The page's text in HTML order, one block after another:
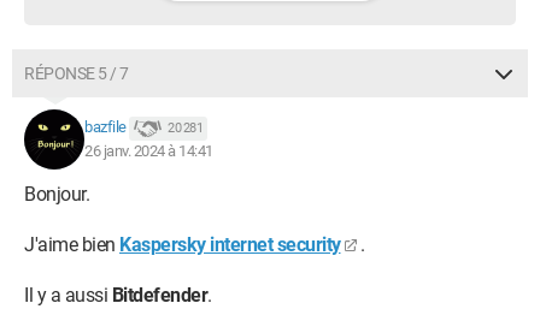
RÉPONSE 5 / 7
bazfile 20 281
26 janv. 2024 à 14:41
Bonjour.
J'aime bien Kaspersky internet security .
Il y a aussi Bitdefender.